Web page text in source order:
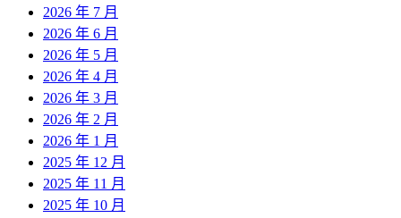
2026 年 7 月
2026 年 6 月
2026 年 5 月
2026 年 4 月
2026 年 3 月
2026 年 2 月
2026 年 1 月
2025 年 12 月
2025 年 11 月
2025 年 10 月